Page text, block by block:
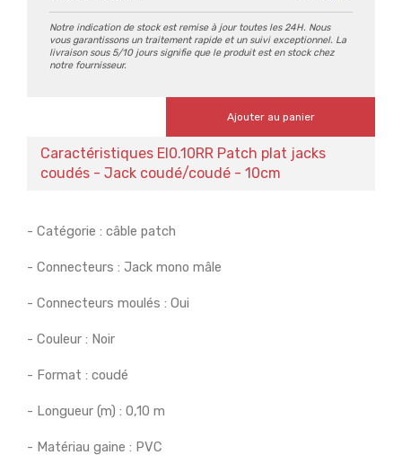
Notre indication de stock est remise à jour toutes les 24H. Nous
vous garantissons un traitement rapide et un suivi exceptionnel. La
livraison sous 5/10 jours signifie que le produit est en stock chez
notre fournisseur.
Ajouter au panier
Caractéristiques EI0.10RR Patch plat jacks
coudés - Jack coudé/coudé - 10cm
- Catégorie : câble patch
- Connecteurs : Jack mono mâle
- Connecteurs moulés : Oui
- Couleur : Noir
- Format : coudé
- Longueur (m) : 0,10 m
- Matériau gaine : PVC